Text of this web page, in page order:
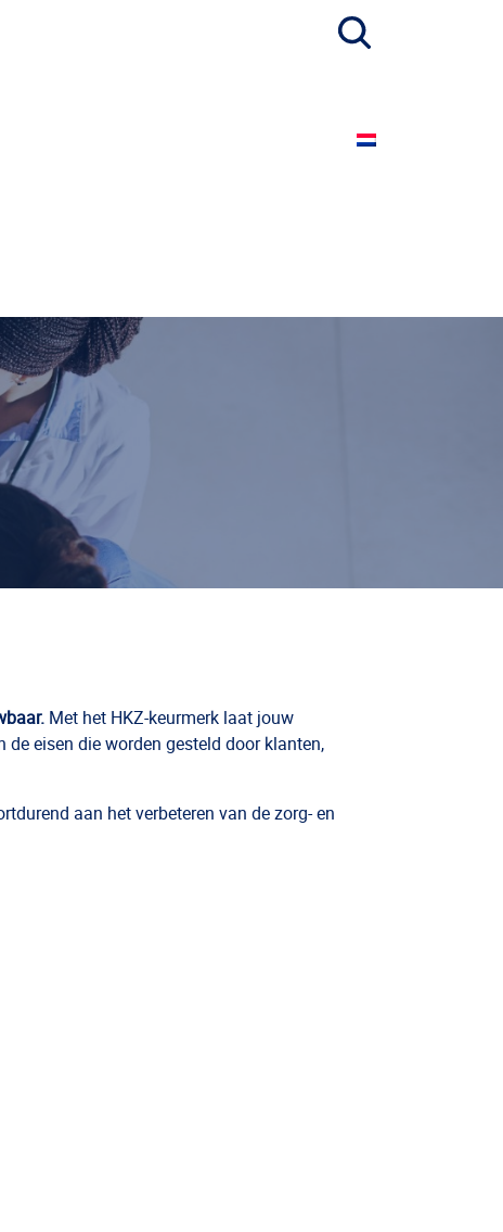
Met het HKZ-keurmerk laat jouw
eisen die worden gesteld door klanten,
aan het verbeteren van de zorg- en